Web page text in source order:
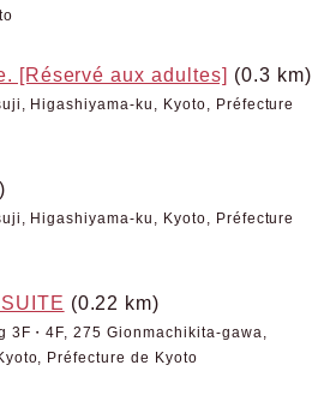
[Réservé aux adultes] (0.3 km)
Higashiyama-ku, Kyoto, Préfecture
Higashiyama-ku, Kyoto, Préfecture
(0.22 km)
3F・4F, 275 Gionmachikita-gawa,
Préfecture de Kyoto